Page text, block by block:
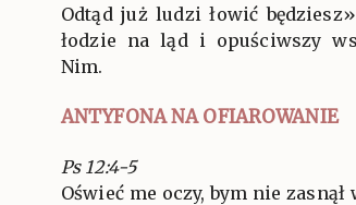
Odtąd już ludzi łowić
łodzie na ląd i opuściwszy
Nim.
ANTYFONA NA OFIAROWANIE
Ps 12:4-5
Oświeć me oczy, bym nie